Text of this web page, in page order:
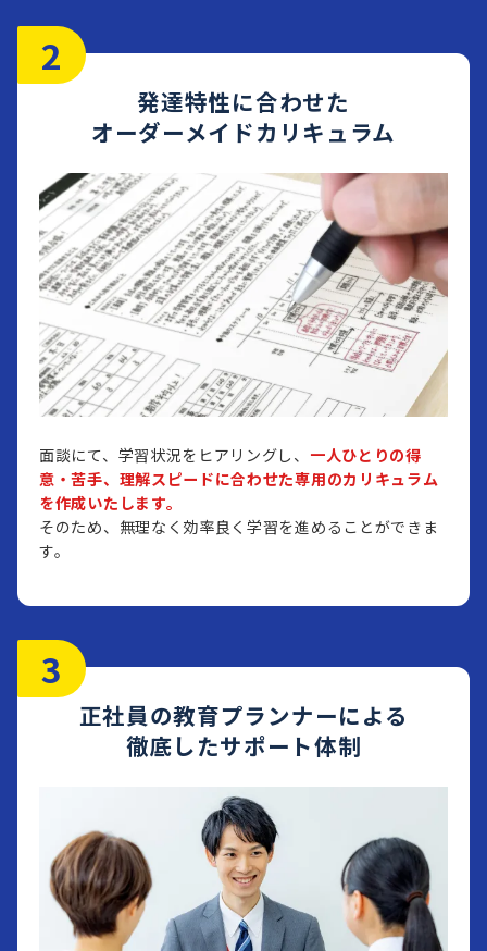
発達特性に合わせた
オーダーメイドカリキュラム
面談にて、学習状況をヒアリングし、 一人ひとりの得
意・苦手、理解スピードに合わせた専用のカリキュラム
を作成いたします。
そのため、無理なく効率良く学習を進めることができま
す。
正社員の教育プランナーによる
徹底したサポート体制